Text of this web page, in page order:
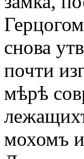
снова
почти
мѣрѣ
мохомъ